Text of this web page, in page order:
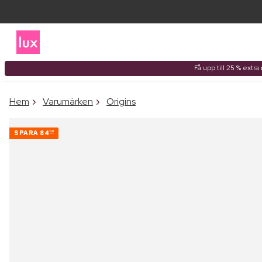
Få upp till 25 % extra
Hem Varumärken Origins
SPARA 84 00